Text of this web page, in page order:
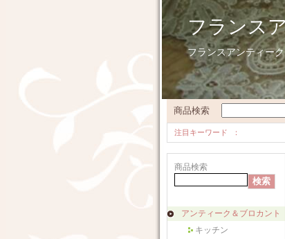
フランス
フランスアンティー
商品検索
注目キーワード
商品検索
アンティーク＆ブロカント
キッチン